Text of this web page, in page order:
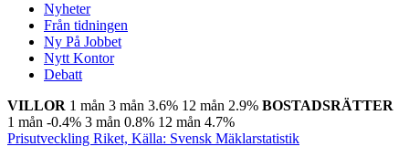
Nyheter
Från tidningen
Ny På Jobbet
Nytt Kontor
Debatt
VILLOR 1 mån 3 mån 3.6% 12 mån 2.9% BOSTADSRÄTTER
1 mån -0.4% 3 mån 0.8% 12 mån 4.7%
Prisutveckling Riket, Källa: Svensk Mäklarstatistik